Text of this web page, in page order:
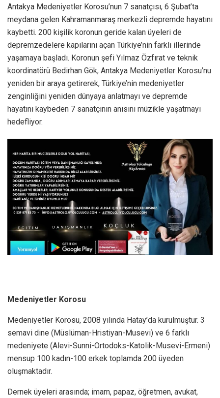
Antakya Medeniyetler Korosu’nun 7 sanatçısı, 6 Şubat’ta
meydana gelen Kahramanmaraş merkezli depremde hayatını
kaybetti. 200 kişilik koronun geride kalan üyeleri de
depremzedelere kapılarını açan Türkiye’nin farklı illerinde
yaşamaya başladı. Koronun şefi Yılmaz Özfırat ve teknik
koordinatörü Bedirhan Gök, Antakya Medeniyetler Korosu’nu
yeniden bir araya getirerek, Türkiye’nin medeniyetler
zenginliğini yeniden dünyaya anlatmayı ve depremde
hayatını kaybeden 7 sanatçının anısını müzikle yaşatmayı
hedefliyor.
Medeniyetler Korosu
Medeniyetler Korosu, 2008 yılında Hatay’da kurulmuştur. 3
semavi dine (Müslüman-Hristiyan-Musevi) ve 6 farklı
medeniyete (Alevi-Sunni-Ortodoks-Katolik-Musevi-Ermeni)
mensup 100 kadın-100 erkek toplamda 200 üyeden
oluşmaktadır.
Dernek üyeleri arasında; imam, papaz, öğretmen, avukat,